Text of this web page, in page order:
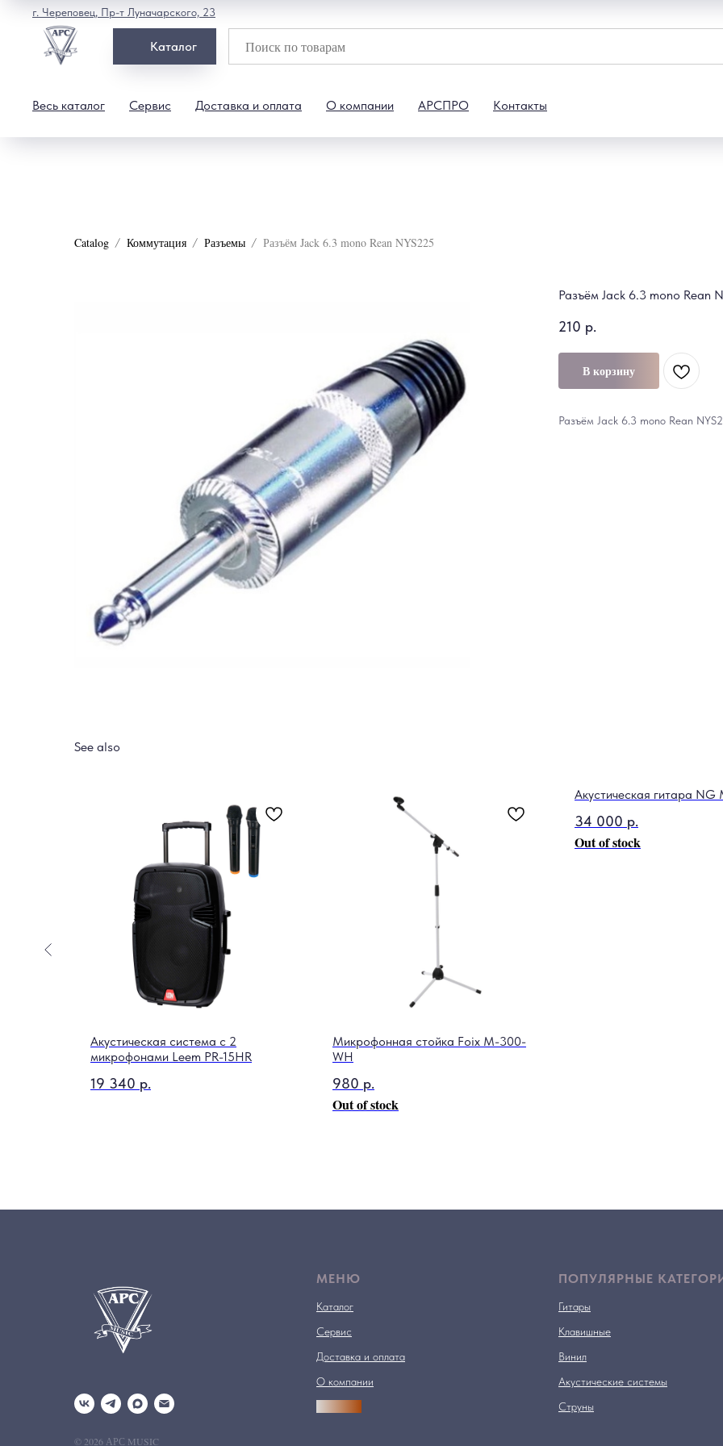
Каталог
Весь каталог Сервис Доставка и оплата О компании АРСПРО Контакты
г. Череповец, Пр-т Луначарского, 23
Catalog Коммутация Разъемы Разъём Jack 6.3 mono Rean NYS225
Разъём Jack 6.3 mono Rean
210 р.
В корзину
Разъём Jack 6.3 mono Rean
See also
Акустическая система c 2
микрофонами Leem PR-15HR
19 340 р.
Микрофонная стойка Foix M-300-
WH
980 р.
Out of stock
Акустическая гитара NG
34 000 р.
Out of stock
© 2026 АРС MUSIC
МЕНЮ
Каталог
Сервис
Доставка и оплата
О компании
ПОПУЛЯРНЫЕ
Гитары
Клавишные
Винил
Акустические системы
Струны